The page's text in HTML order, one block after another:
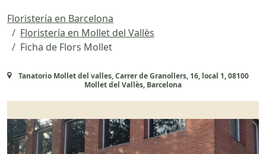
Floristería en Barcelona
Floristería en Mollet del Vallès
Ficha de Flors Mollet
Tanatorio Mollet del valles, Carrer de Granollers, 16, local 1, 08100
Mollet del Vallès, Barcelona